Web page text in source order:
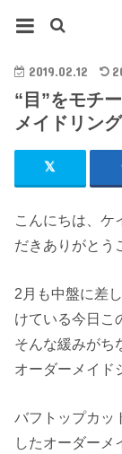
“目”をモチーフに、身が
2019.02.12
“目”をモチ
メイドリン
こんにちは、ケ
だきありがとう
2月も中盤に差
けている今日こ
そんな緩みがち
オーダーメイド
バフトップカッ
したオーダーメ